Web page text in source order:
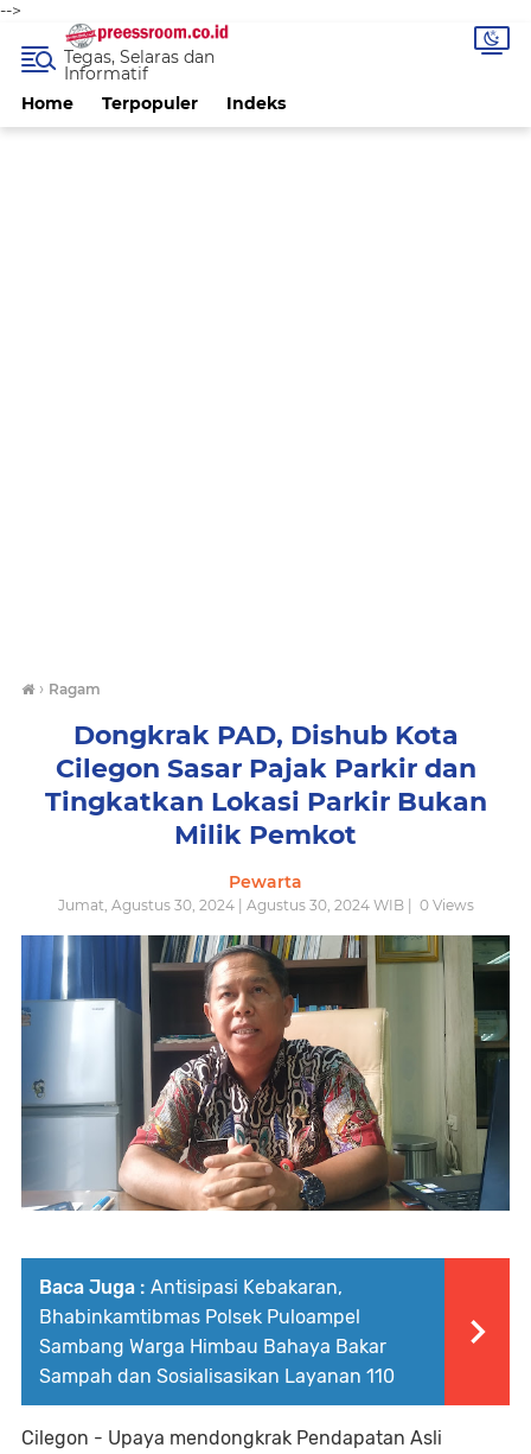
-->
Home Terpopuler Indeks
Tegas, Selaras dan
Informatif
› Ragam
Dongkrak PAD, Dishub Kota
Cilegon Sasar Pajak Parkir dan
Tingkatkan Lokasi Parkir Bukan
Milik Pemkot
Pewarta
Jumat, Agustus 30, 2024 | Agustus 30, 2024 WIB | 0Views
Baca Juga : Antisipasi Kebakaran,
Bhabinkamtibmas Polsek Puloampel
Sambang Warga Himbau Bahaya Bakar
Sampah dan Sosialisasikan Layanan 110
Cilegon - Upaya mendongkrak Pendapatan Asli